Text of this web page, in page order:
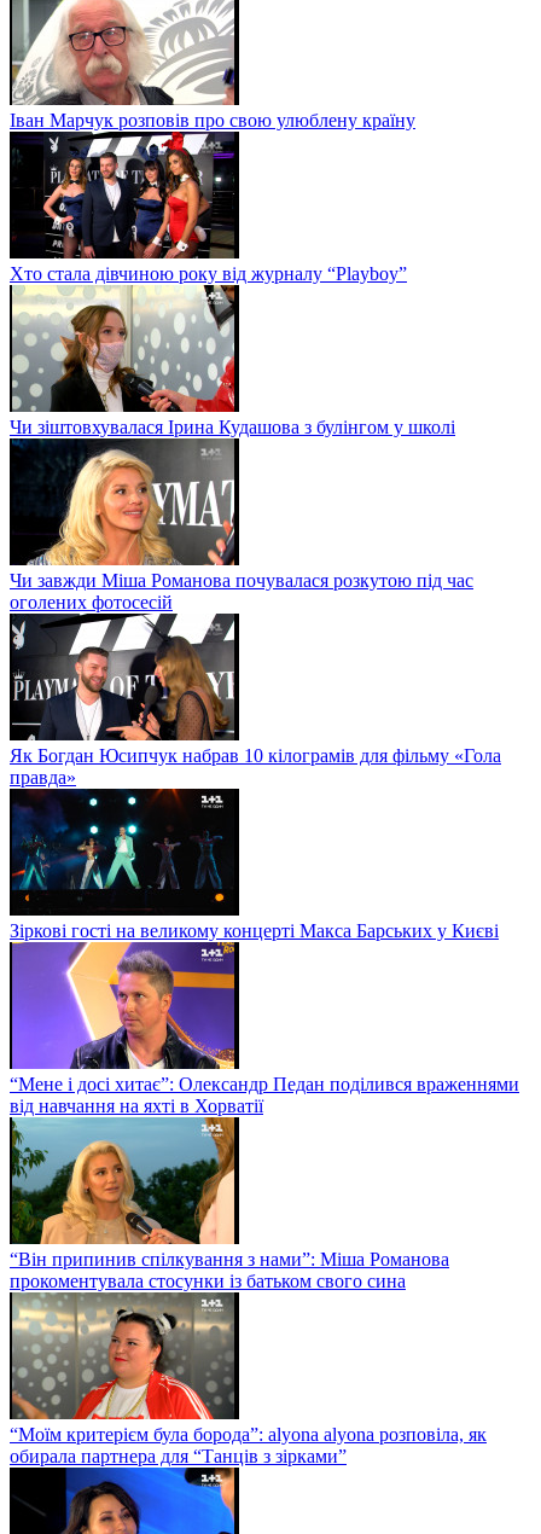
Іван Марчук розповів про свою улюблену країну
Хто стала дівчиною року від журналу “Playboy”
Чи зіштовхувалася Ірина Кудашова з булінгом у школі
Чи завжди Міша Романова почувалася розкутою під час
оголених фотосесій
Як Богдан Юсипчук набрав 10 кілограмів для фільму «Гола
правда»
Зіркові гості на великому концерті Макса Барських у Києві
“Мене і досі хитає”: Олександр Педан поділився враженнями
від навчання на яхті в Хорватії
“Він припинив спілкування з нами”: Міша Романова
прокоментувала стосунки із батьком свого сина
“Моїм критерієм була борода”: alyona alyona розповіла, як
обирала партнера для “Танців з зірками”